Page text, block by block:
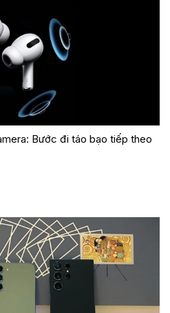
Bước đi táo bạo tiếp theo